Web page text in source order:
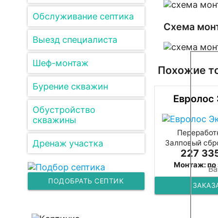
Обслуживание септика
Выезд специалиста
Шеф-монтаж
Бурение скважин
Обустройство
скважины
Дренаж участка
ПОДОБРАТЬ СЕПТИК
Схема
Похожие
Евролос
Залповый
227
Монтаж: по